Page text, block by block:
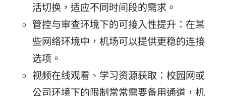
活切换，适应不同时间段的需求。
管控与审查环境下的可接入性提升：在某
些网络环境中，机场可以提供更稳的连接
选项。
视频在线观看、学习资源获取：校园网或
公司环境下的限制常常需要备用通道，机